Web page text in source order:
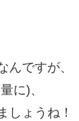
んですが、
に)、
しょうね！